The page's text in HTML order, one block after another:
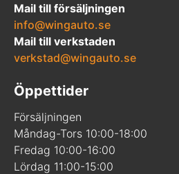
Mail till försäljningen
info@wingauto.se
Mail till verkstaden
verkstad@wingauto.se
Öppettider
Försäljningen
Måndag-Tors 10:00-18:00
Fredag 10:00-16:00
Lördag 11:00-15:00